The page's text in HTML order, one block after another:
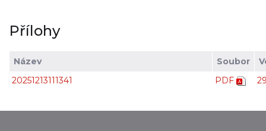
Přílohy
Název Soubor
20251213111341
PDF